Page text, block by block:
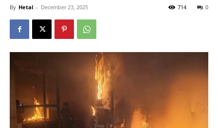
By Hetal - December 23, 2025 0
714